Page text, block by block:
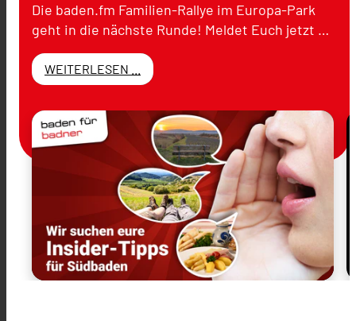
Die baden.fm Familien-Rallye im Europa-Park
geht in die nächste Runde! Meldet Euch jetzt …
WEITERLESEN ...